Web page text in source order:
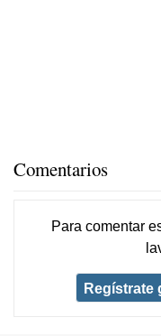
Comentarios
Para comentar
Regístrate